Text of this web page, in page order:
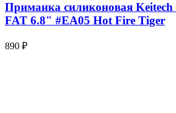
Приманка силиконовая
FAT 6.8" #EA05 Hot Fire Tiger
890 ₽